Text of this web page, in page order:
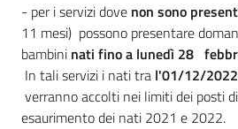
- per i servizi dove non sono
11 mesi) possono presentare
bambini nati fino a lunedì 28
In tali servizi i nati tra l'01/12/
verranno accolti nei limiti dei posti
esaurimento dei nati 2021 e 2022.